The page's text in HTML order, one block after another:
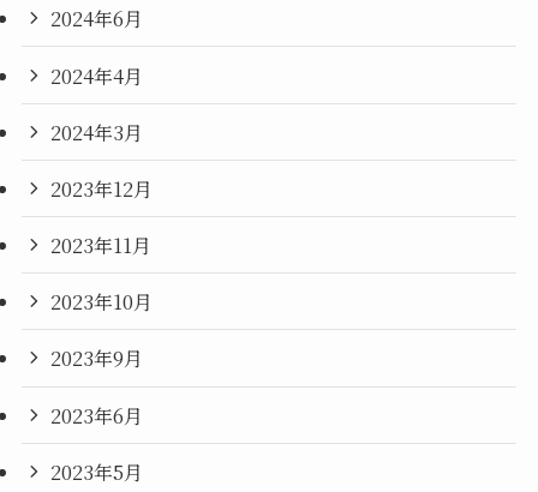
2024年6月
2024年4月
2024年3月
2023年12月
2023年11月
2023年10月
2023年9月
2023年6月
2023年5月